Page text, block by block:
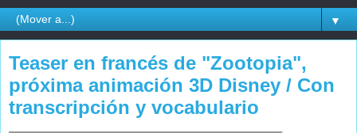
▼
Teaser en francés de "Zootopia",
próxima animación 3D Disney / Con
transcripción y vocabulario